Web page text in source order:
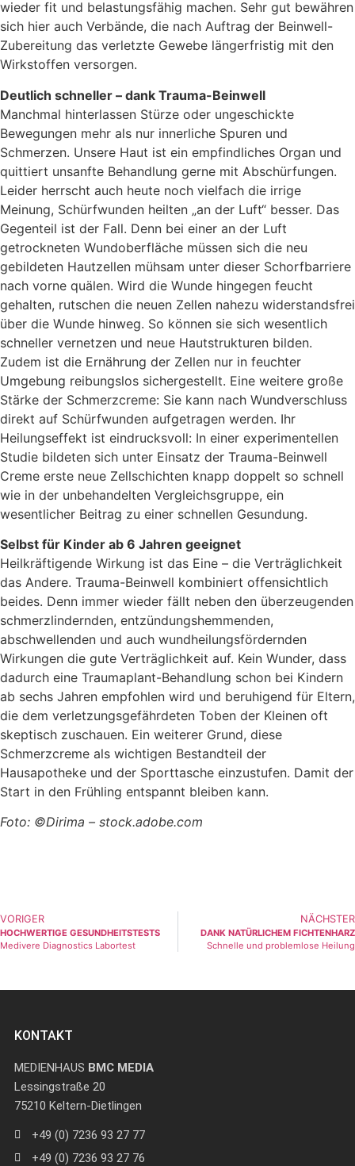
wieder fit und belastungsfähig machen. Sehr gut bewähren
sich hier auch Verbände, die nach Auftrag der Beinwell-
Zubereitung das verletzte Gewebe längerfristig mit den
Wirkstoffen versorgen.
Deutlich schneller – dank Trauma-Beinwell
Manchmal hinterlassen Stürze oder ungeschickte
Bewegungen mehr als nur innerliche Spuren und
Schmerzen. Unsere Haut ist ein empfindliches Organ und
quittiert unsanfte Behandlung gerne mit Abschürfungen.
Leider herrscht auch heute noch vielfach die irrige
Meinung, Schürfwunden heilten „an der Luft“ besser. Das
Gegenteil ist der Fall. Denn bei einer an der Luft
getrockneten Wundoberfläche müssen sich die neu
gebildeten Hautzellen mühsam unter dieser Schorfbarriere
nach vorne quälen. Wird die Wunde hingegen feucht
gehalten, rutschen die neuen Zellen nahezu widerstandsfrei
über die Wunde hinweg. So können sie sich wesentlich
schneller vernetzen und neue Hautstrukturen bilden.
Zudem ist die Ernährung der Zellen nur in feuchter
Umgebung reibungslos sichergestellt. Eine weitere große
Stärke der Schmerzcreme: Sie kann nach Wundverschluss
direkt auf Schürfwunden aufgetragen werden. Ihr
Heilungseffekt ist eindrucksvoll: In einer experimentellen
Studie bildeten sich unter Einsatz der Trauma-Beinwell
Creme erste neue Zellschichten knapp doppelt so schnell
wie in der unbehandelten Vergleichsgruppe, ein
wesentlicher Beitrag zu einer schnellen Gesundung.
Selbst für Kinder ab 6 Jahren geeignet
Heilkräftigende Wirkung ist das Eine – die Verträglichkeit
das Andere. Trauma-Beinwell kombiniert offensichtlich
beides. Denn immer wieder fällt neben den überzeugenden
schmerzlindernden, entzündungshemmenden,
abschwellenden und auch wundheilungsfördernden
Wirkungen die gute Verträglichkeit auf. Kein Wunder, dass
dadurch eine Traumaplant-Behandlung schon bei Kindern
ab sechs Jahren empfohlen wird und beruhigend für Eltern,
die dem verletzungsgefährdeten Toben der Kleinen oft
skeptisch zuschauen. Ein weiterer Grund, diese
Schmerzcreme als wichtigen Bestandteil der
Hausapotheke und der Sporttasche einzustufen. Damit der
Start in den Frühling entspannt bleiben kann.
Foto: ©Dirima – stock.adobe.com
VORIGER
HOCHWERTIGE GESUNDHEITSTESTS
Medivere Diagnostics Labortest
NÄCHSTER
DANK NATÜRLICHEM FICHTENHARZ
Schnelle und problemlose Heilung
KONTAKT
MEDIENHAUS BMC MEDIA
Lessingstraße 20
75210 Keltern-Dietlingen
+49 (0) 7236 93 27 77
+49 (0) 7236 93 27 76